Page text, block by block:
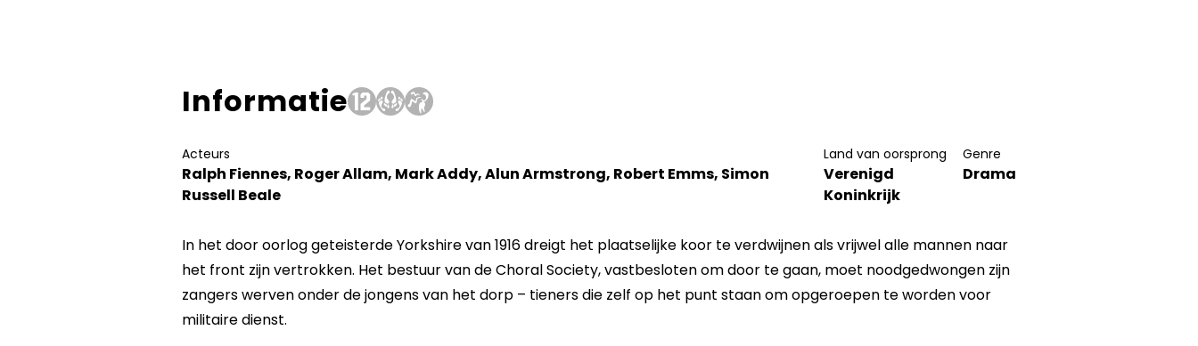
Informatie
Acteurs
Ralph Fiennes, Roger Allam, Mark Addy, Alun Armstrong, Robert Emms, Simon
Russell Beale
Land van oorsprong
Verenigd
Koninkrijk
Genre
Drama
In het door oorlog geteisterde Yorkshire van 1916 dreigt het plaatselijke koor te verdwijnen als vrijwel alle mannen naar
het front zijn vertrokken. Het bestuur van de Choral Society, vastbesloten om door te gaan, moet noodgedwongen zijn
zangers werven onder de jongens van het dorp – tieners die zelf op het punt staan om opgeroepen te worden voor
militaire dienst.